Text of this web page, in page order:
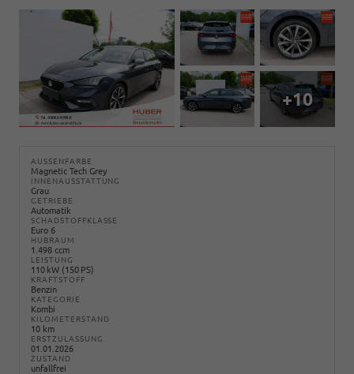
+10
AUSSENFARBE
Magnetic Tech Grey
INNENAUSSTATTUNG
Grau
GETRIEBE
Automatik
SCHADSTOFFKLASSE
Euro 6
HUBRAUM
1.498 ccm
LEISTUNG
110 kW (150 PS)
KRAFTSTOFF
Benzin
KATEGORIE
Kombi
KILOMETERSTAND
10 km
ERSTZULASSUNG
01.01.2026
ZUSTAND
unfallfrei